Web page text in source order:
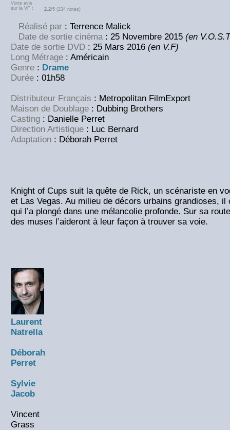
Votre avis
sur la VF :
2.2/5 (234 notes)
Réalisé par : Terrence Malick
Date de sortie cinéma : 25 Novembre 2015 (en
Date de sortie DVD : 25 Mars 2016 (en V.F)
Long Métrage : Américain
Genre : Drame
Durée : 01h58
Distributeur Français : Metropolitan FilmExport
Maison de Doublage : Dubbing Brothers
Casting : Danielle Perret
Direction Artistique : Luc Bernard
Adaptation : Déborah Perret
Knight of Cups suit la quête de Rick, un scénariste en
et Las Vegas. Au milieu de décors urbains grandioses,
qui l’a plongé dans une mélancolie profonde. Sur sa
des muses l’aideront à leur façon à trouver sa voie.
Laurent
Natrella
Déborah
Perret
Sylvie
Jacob
Vincent
Grass